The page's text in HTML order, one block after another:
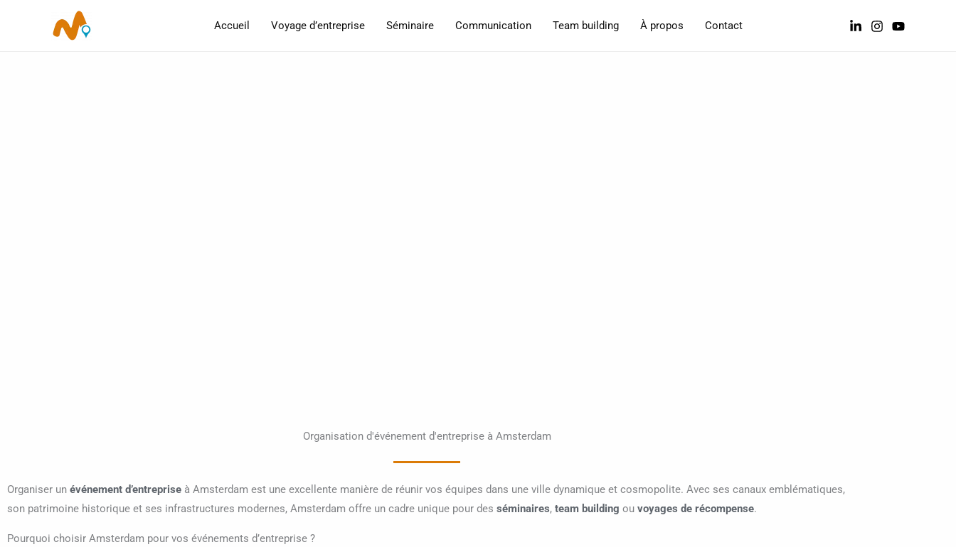
Accueil Voyage d’entreprise Séminaire Communication Team building À propos Contact
Organisation d'événement d'entreprise à Amsterdam
Organiser un événement d’entreprise à Amsterdam est une excellente manière de réunir vos équipes dans une ville dynamique et cosmopolite. Avec ses canaux emblématiques,
son patrimoine historique et ses infrastructures modernes, Amsterdam offre un cadre unique pour des séminaires, team building ou voyages de récompense.
Pourquoi choisir Amsterdam pour vos événements d’entreprise ?